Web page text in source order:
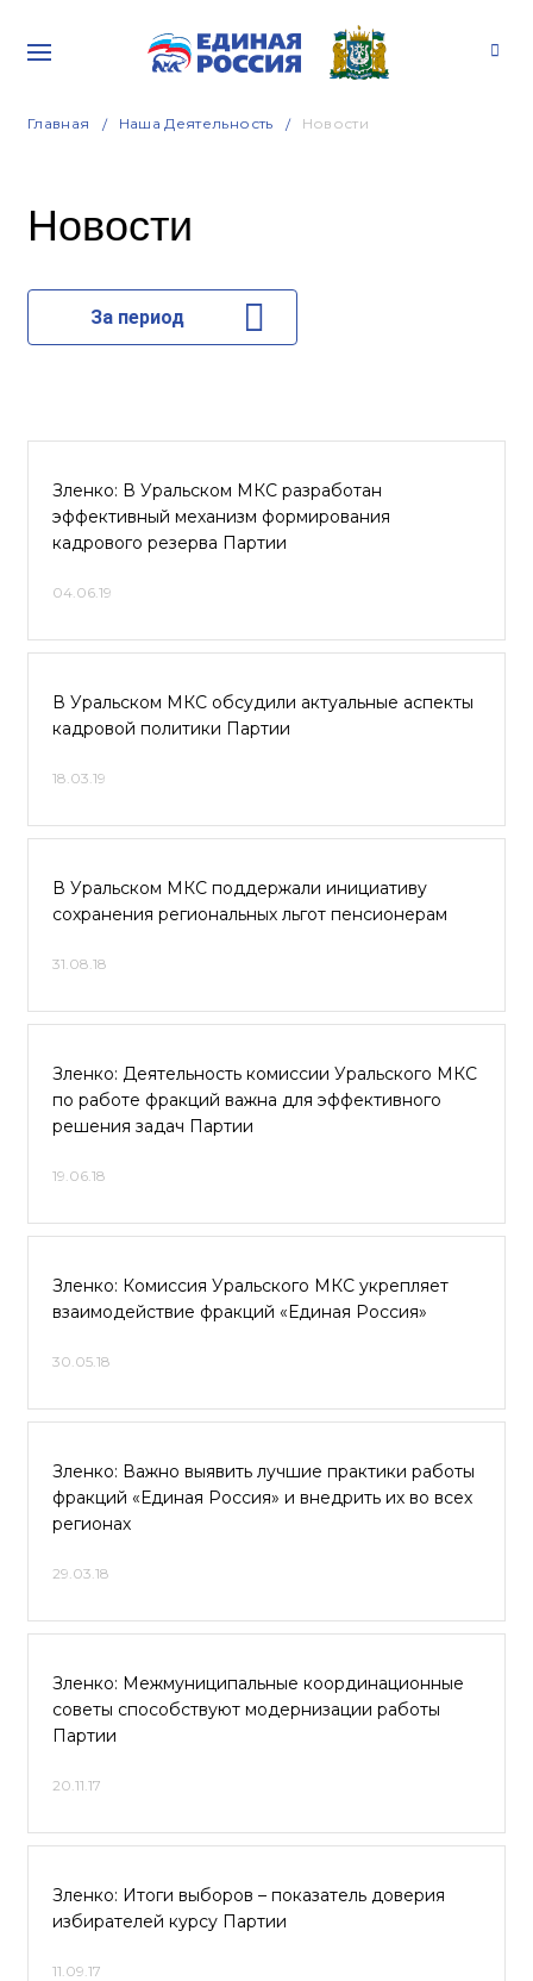
Главная Наша Деятельность Новости
Новости
За период
Зленко: В Уральском МКС разработан
эффективный механизм формирования
кадрового резерва Партии
04.06.19
В Уральском МКС обсудили актуальные аспекты
кадровой политики Партии
18.03.19
В Уральском МКС поддержали инициативу
сохранения региональных льгот пенсионерам
31.08.18
Зленко: Деятельность комиссии Уральского МКС
по работе фракций важна для эффективного
решения задач Партии
19.06.18
Зленко: Комиссия Уральского МКС укрепляет
взаимодействие фракций «Единая Россия»
30.05.18
Зленко: Важно выявить лучшие практики работы
фракций «Единая Россия» и внедрить их во всех
регионах
29.03.18
Зленко: Межмуниципальные координационные
советы способствуют модернизации работы
Партии
20.11.17
Зленко: Итоги выборов – показатель доверия
избирателей курсу Партии
11.09.17